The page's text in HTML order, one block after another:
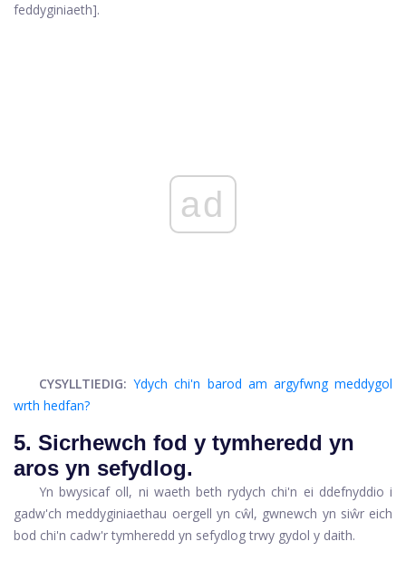
feddyginiaeth].
ad
CYSYLLTIEDIG: Ydych chi'n barod am argyfwng meddygol
wrth hedfan?
5. Sicrhewch fod y tymheredd yn
aros yn sefydlog.
Yn bwysicaf oll, ni waeth beth rydych chi'n ei ddefnyddio i
gadw'ch meddyginiaethau oergell yn cŵl, gwnewch yn siŵr eich
bod chi'n cadw'r tymheredd yn sefydlog trwy gydol y daith.